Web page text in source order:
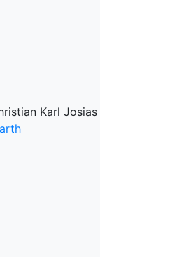
Karl Josias von